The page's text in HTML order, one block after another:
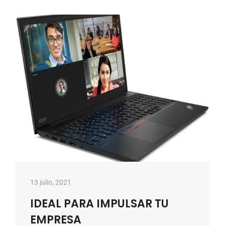
13 julio, 2021
IDEAL PARA IMPULSAR TU
EMPRESA